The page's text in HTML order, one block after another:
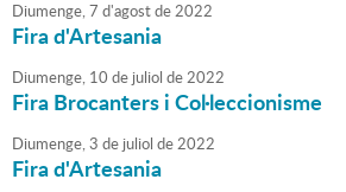
Diumenge,7 d'agostde2022
Fira d'Artesania
Diumenge, 10 de juliol de2022
Fira Brocanters i Col·leccionisme
Diumenge,3 de juliol de2022
Fira d'Artesania